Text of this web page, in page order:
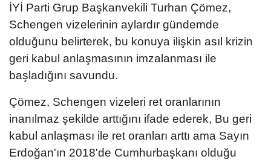
İYİ Parti Grup Başkanvekili Turhan Çömez,
Schengen vizelerinin aylardır gündemde
olduğunu belirterek, bu konuya ilişkin asıl krizin
geri kabul anlaşmasının imzalanması ile
başladığını savundu.
Çömez, Schengen vizeleri ret oranlarının
inanılmaz şekilde arttığını ifade ederek, Bu geri
kabul anlaşması ile ret oranları arttı ama Sayın
Erdoğan'ın 2018'de Cumhurbaşkanı olduğu